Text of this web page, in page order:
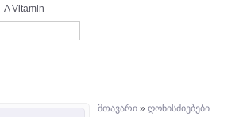
მთავარი » ღონისძიებები